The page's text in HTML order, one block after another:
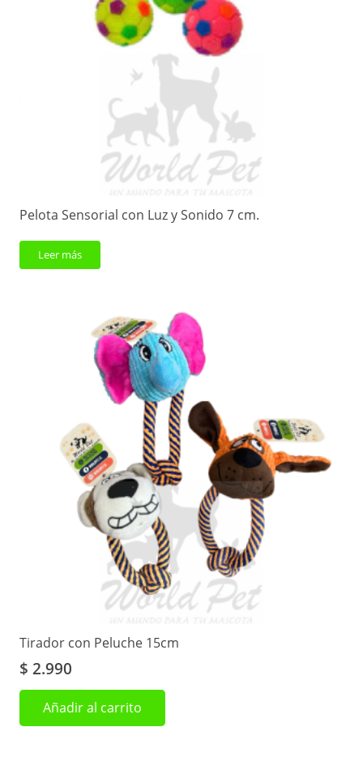
Pelota Sensorial con Luz y Sonido 7 cm.
Leer más
Tirador con Peluche 15cm
$ 2.990
Añadir al carrito